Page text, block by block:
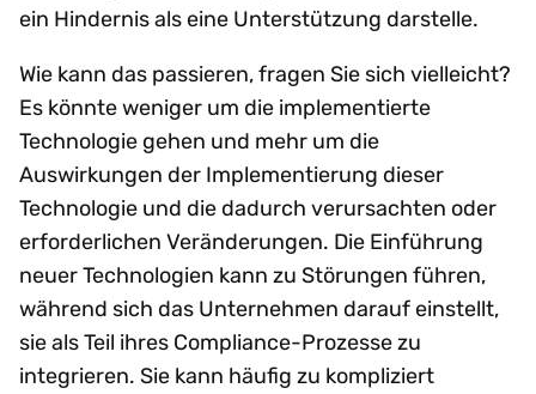
ein Hindernis als eine Unterstützung darstelle.
Wie kann das passieren, fragen Sie sich vielleicht?
Es könnte weniger um die implementierte
Technologie gehen und mehr um die
Auswirkungen der Implementierung dieser
Technologie und die dadurch verursachten oder
erforderlichen Veränderungen. Die Einführung
neuer Technologien kann zu Störungen führen,
während sich das Unternehmen darauf einstellt,
sie als Teil ihres Compliance-Prozesse zu
integrieren. Sie kann häufig zu kompliziert